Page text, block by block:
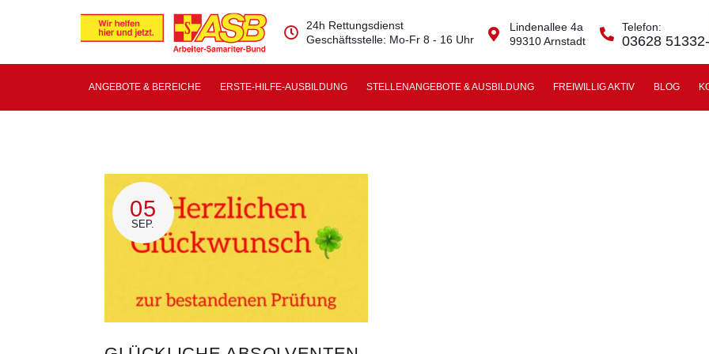
24h Rettungsdienst
Geschäftsstelle: Mo-Fr 8 - 16 Uhr
Lindenallee 4a
99310 Arnstadt
Telefon:
03628
ANGEBOTE & BEREICHE ERSTE-HILFE-AUSBILDUNG STELLENANGEBOTE & AUSBILDUNG FREIWILLIG AKTIV BLOG
05
SEP.